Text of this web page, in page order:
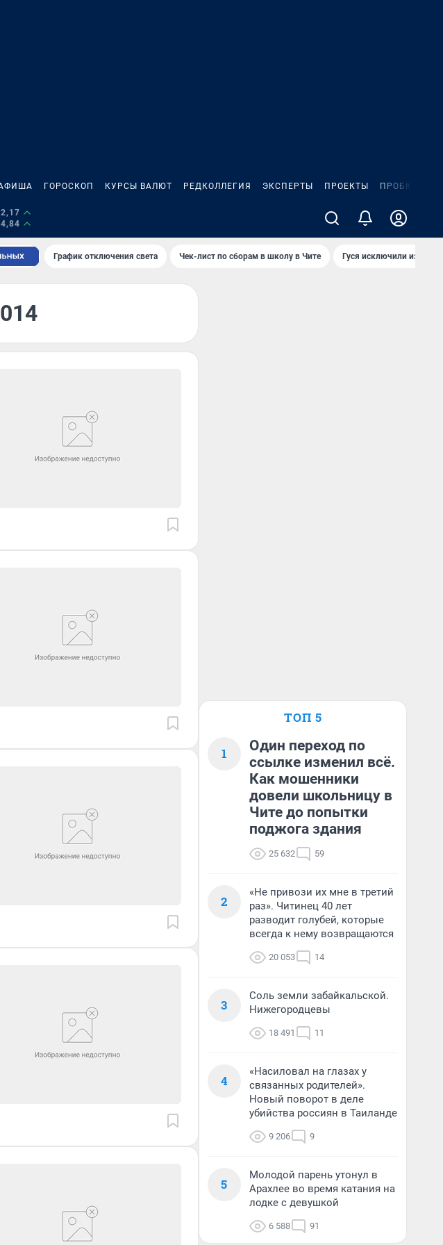
ГОРОСКОП КУРСЫ ВАЛЮТ РЕДКОЛЛЕГИЯ ЭКСПЕРТЫ ПРОЕКТЫ ПРОБКИ
График отключения света Чек-лист по сборам в школу в Чите Гуся исключили из
ТОП 5
1
Один переход по
ссылке изменил всё.
Как мошенники
довели школьницу в
Чите до попытки
поджога здания
25 632 59
2
«Не привози их мне в третий
раз». Читинец 40 лет
разводит голубей, которые
всегда к нему возвращаются
20 053 14
3
Соль земли забайкальской.
Нижегородцевы
18 491 11
4
«Насиловал на глазах у
связанных родителей».
Новый поворот в деле
убийства россиян в Таиланде
9 206 9
5
Молодой парень утонул в
Арахлее во время катания на
лодке с девушкой
6 588 91